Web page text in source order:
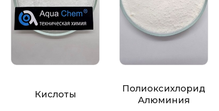
Кислоты
Полиоксихлорид
Алюминия